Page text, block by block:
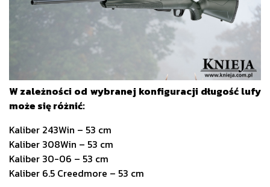
W zależności od wybranej konfiguracji długość lufy
może się różnić:
Kaliber 243Win – 53 cm
Kaliber 308Win – 53 cm
Kaliber 30-06 – 53 cm
Kaliber 6.5 Creedmore – 53 cm